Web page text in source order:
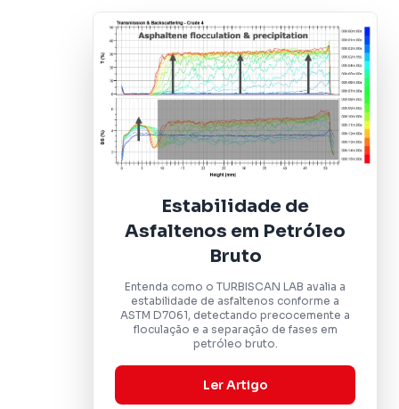
Estabilidade de
Asfaltenos em Petróleo
Bruto
Entenda como o TURBISCAN LAB avalia a
estabilidade de asfaltenos conforme a
ASTM D7061, detectando precocemente a
floculação e a separação de fases em
petróleo bruto.
Ler Artigo